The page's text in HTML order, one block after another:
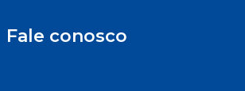
Fale conosco